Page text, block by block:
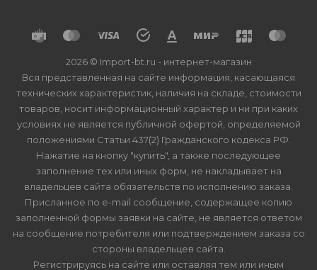
2026 © Import-bt.ru - интернет-магазин
Вся представленная на сайте информация, касающаяся
технических характеристик, наличия на складе, стоимости
товаров, носит информационный характер и ни при каких
условиях не является публичной офертой, определяемой
положениями Статьи 437(2) Гражданского кодекса РФ.
Нажатие на кнопку "купить", а также последующее
заполнение тех или иных форм, не накладывает на
владельцев сайта обязательств по исполнению заказа.
Присланное по e-mail сообщение, содержащее копию
заполненной формы заявки на сайте, не является ответом
на сообщение потребителя или подтверждением заказа со
стороны владельцев сайта.
Регистрируясь на сайте или оставляя тем или иным